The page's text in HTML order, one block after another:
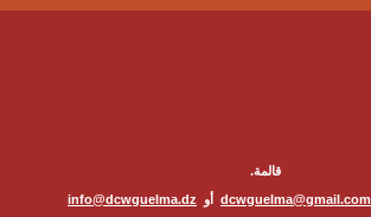
قالمة.
dcwguelma@gmail.com أو info@dcwguelma.dz